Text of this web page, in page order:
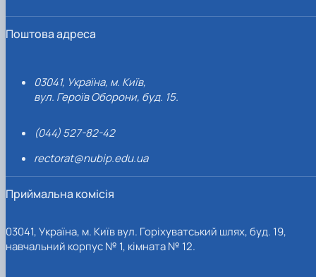
Поштова адреса
03041, Україна, м. Київ,
вул. Героїв Оборони, буд. 15.
(044) 527-82-42
rectorat@nubip.edu.ua
Приймальна комісія
03041, Україна, м. Київ вул. Горіхуватський шлях, буд. 19,
навчальний корпус № 1, кімната № 12.